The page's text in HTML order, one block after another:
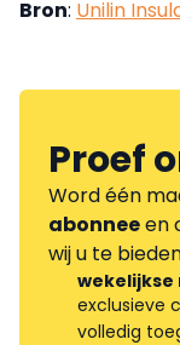
Bron: Unilin
Proef
Word één
abonneeen
wij u te
exclusieve
volledig